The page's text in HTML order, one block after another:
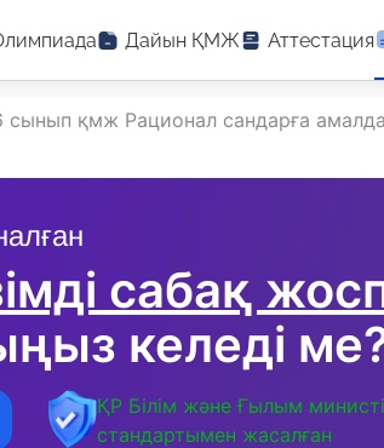
Дайын ҚМЖ Аттестация
сабақ
келеді
ҚР Білім және Ғылым
стандартымен жасалған
сынып қмж Рационал сандарға